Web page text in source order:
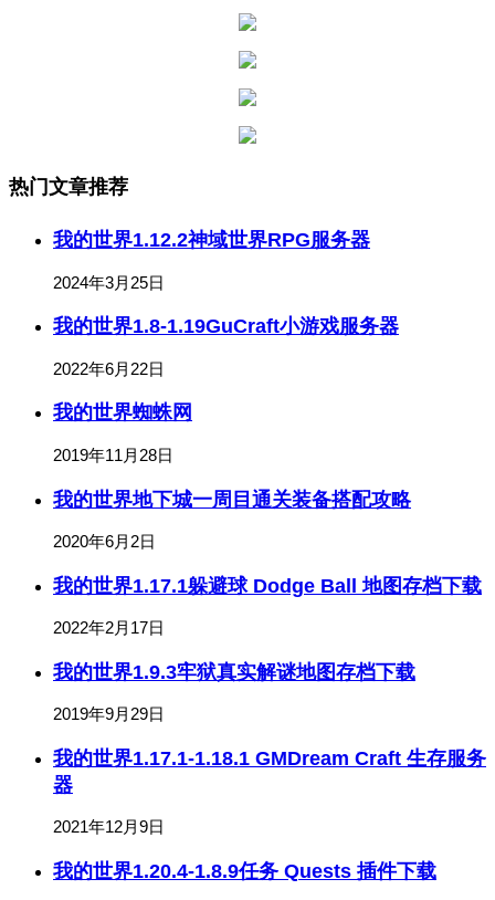
热门文章推荐
我的世界1.12.2神域世界RPG服务器
2024年3月25日
我的世界1.8-1.19GuCraft小游戏服务器
2022年6月22日
我的世界蜘蛛网
2019年11月28日
我的世界地下城一周目通关装备搭配攻略
2020年6月2日
我的世界1.17.1躲避球 Dodge Ball 地图存档下载
2022年2月17日
我的世界1.9.3牢狱真实解谜地图存档下载
2019年9月29日
我的世界1.17.1-1.18.1 GMDream Craft 生存服务
器
2021年12月9日
我的世界1.20.4-1.8.9任务 Quests 插件下载